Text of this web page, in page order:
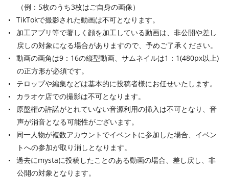
（例：5枚のうち3枚はご自身の画像）
TikTokで撮影された動画は不可となります。
加工アプリ等で著しく顔を加工している動画は、非公開や差し
戻しの対象になる場合がありますので、予めご了承ください。
動画の画角は9：16の縦型動画、サムネイルは1：1(480px以上)
の正方形が必須です。
テロップや編集などは基本的に投稿者様にお任せいたします。
カラオケ店での撮影は不可となります。
原盤権の許諾がとれていない音源利用の挿入は不可となり、音
声が消音となる可能性がございます。
同一人物が複数アカウントでイベントに参加した場合、イベン
トへの参加が取り消しとなります。
過去にmystaに投稿したことのある動画の場合、差し戻し、非
公開の対象となります。